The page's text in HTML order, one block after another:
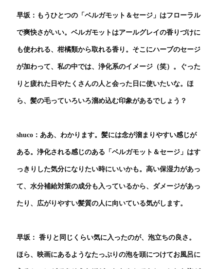
早坂：もうひとつの「ベルガモット＆セージ」はフローラル
で爽快さがいい。ベルガモットはアールグレイの香りづけに
も使われる、柑橘類から取れる香り。そこにハーブのセージ
が加わって、私の中では、浄化系のイメージ（笑）。ぐった
りと疲れた日やたくさんの人と会った日に使いたいな。ほ
ら、髪の毛っていろいろ溜め込む印象があるでしょう？
shuco：ああ、わかります。髪には念が溜まりやすい感じが
ある。浄化される感じのある「ベルガモット＆セージ」はす
っきりした気分になりたい時にいいかも。高い保湿力があっ
て、水分補給対策の成分も入っているから、ダメージがあっ
たり、広がりやすい髪質の人に向いている気がします。
早坂： 香りと同じくらい気に入ったのが、泡立ちの良さ。
ほら、映画にあるようなたっぷりの泡を頭につけてお風呂に